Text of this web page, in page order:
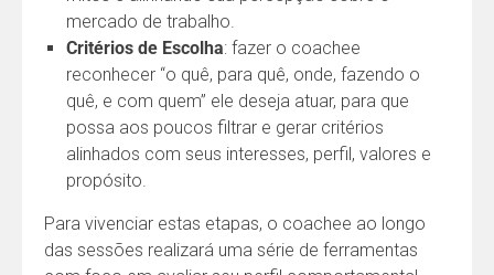
mercado de trabalho.
Critérios de Escolha: fazer o coachee
reconhecer “o quê, para quê, onde, fazendo o
quê, e com quem” ele deseja atuar, para que
possa aos poucos filtrar e gerar critérios
alinhados com seus interesses, perfil, valores e
propósito.
Para vivenciar estas etapas, o coachee ao longo
das sessões realizará uma série de ferramentas